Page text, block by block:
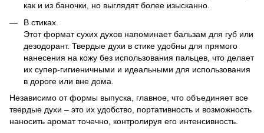
как и из баночки, но выглядят более изысканно.
В стиках.
Этот формат сухих духов напоминает бальзам для губ или
дезодорант. Твердые духи в стике удобны для прямого
нанесения на кожу без использования пальцев, что делает
их супер-гигиеничными и идеальными для использования
в дороге или вне дома.
Независимо от формы выпуска, главное, что объединяет все
твердые духи – это их удобство, портативность и возможность
наносить аромат точечно, контролируя его интенсивность.